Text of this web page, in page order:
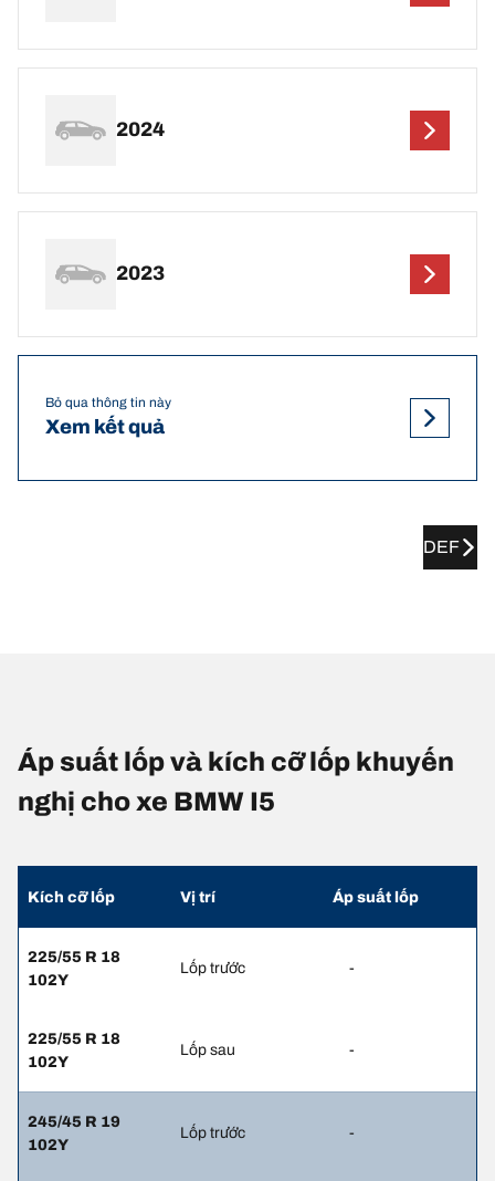
2024
2023
Bỏ qua thông tin này
Xem kết quả
DEF
Áp suất lốp và kích cỡ lốp khuyến
nghị cho xe BMW I5
Kích cỡ lốp Vị trí Áp suất lốp
225/55 R 18
102Y
Lốp trước -
225/55 R 18
102Y
Lốp sau -
245/45 R 19
102Y
Lốp trước -